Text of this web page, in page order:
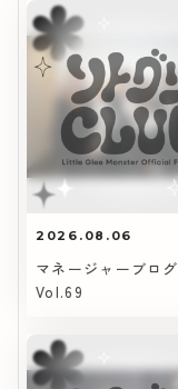
2026.08.06
マネージャーブログ
Vol.69